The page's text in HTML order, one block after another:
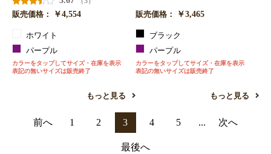
販売価格：
￥4,554
ホワイト
パープル
カラーをタップしてサイズ・在庫を表示
表記の無いサイズは販売終了
もっと見る
販売価格： ￥3,465
ブラック
パープル
カラーをタップしてサイズ・在庫を表示
表記の無いサイズは販売終了
もっと見る
前へ 1 2 3 4 5 ... 次へ
最後へ